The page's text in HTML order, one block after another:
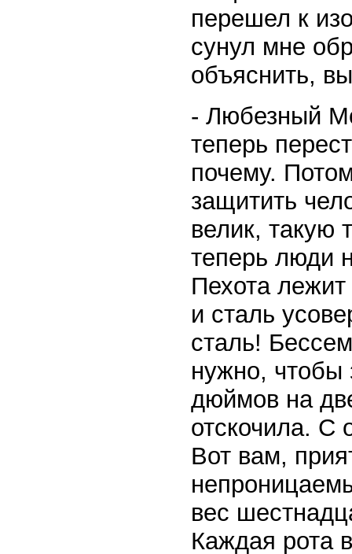
перешел к
сунул мне
объяснить,
- Любезный
теперь
почему.
защитить
велик, такую
теперь люди
Пехота
и сталь
сталь!
нужно, чтобы
дюймов на
отскочила. С
Вот вам,
вес
Каждая рота